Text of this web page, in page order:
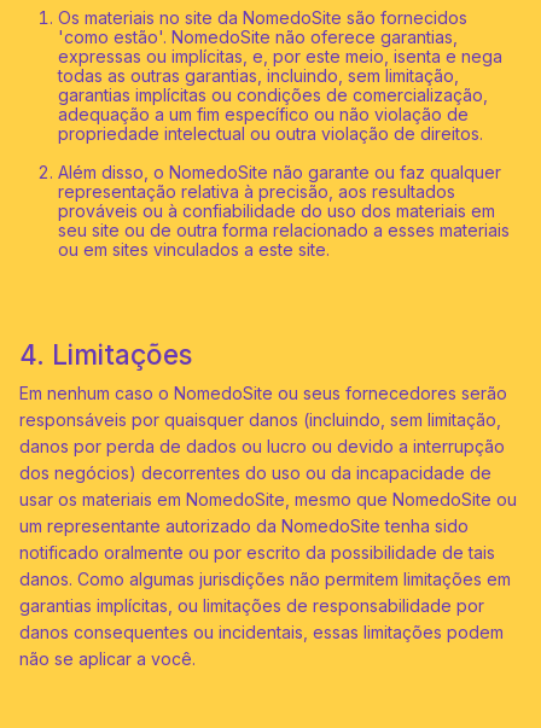
Os materiais no site da NomedoSite são fornecidos
'como estão'. NomedoSite não oferece garantias,
expressas ou implícitas, e, por este meio, isenta e nega
todas as outras garantias, incluindo, sem limitação,
garantias implícitas ou condições de comercialização,
adequação a um fim específico ou não violação de
propriedade intelectual ou outra violação de direitos.
Além disso, o NomedoSite não garante ou faz qualquer
representação relativa à precisão, aos resultados
prováveis ​​ou à confiabilidade do uso dos materiais em
seu site ou de outra forma relacionado a esses materiais
ou em sites vinculados a este site.
4. Limitações
Em nenhum caso o NomedoSite ou seus fornecedores serão
responsáveis ​​por quaisquer danos (incluindo, sem limitação,
danos por perda de dados ou lucro ou devido a interrupção
dos negócios) decorrentes do uso ou da incapacidade de
usar os materiais em NomedoSite, mesmo que NomedoSite ou
um representante autorizado da NomedoSite tenha sido
notificado oralmente ou por escrito da possibilidade de tais
danos. Como algumas jurisdições não permitem limitações em
garantias implícitas, ou limitações de responsabilidade por
danos consequentes ou incidentais, essas limitações podem
não se aplicar a você.